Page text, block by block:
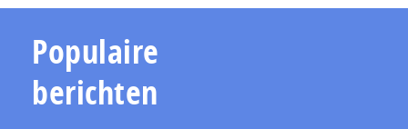
Populaire
berichten